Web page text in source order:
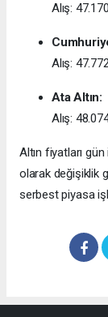
Alış:
Alış:
Ata Altın:
Alış:
Altın fiyatları
olarak değişiklik
serbest piyasa